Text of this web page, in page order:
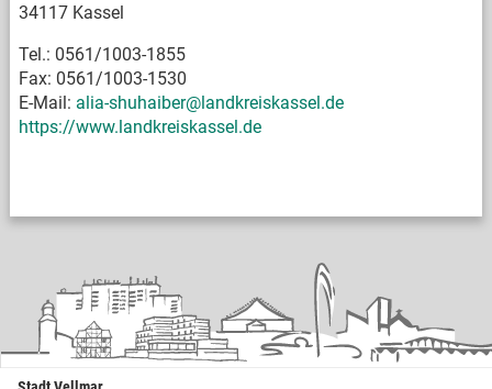
34117 Kassel
Tel.: 0561/1003-1855
Fax: 0561/1003-1530
E-Mail: alia-shuhaiber@landkreiskassel.de
https://www.landkreiskassel.de